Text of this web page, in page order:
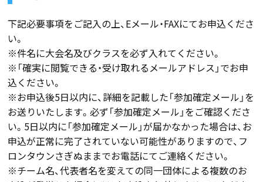
下記必要事項をご記入の上、Eメール・FAXにてお申込くださ
い。
※件名に大会名及びクラスを必ず入れてください。
※「確実に閲覧できる・受け取れるメールアドレス」でお申
込ください。
※お申込後5日以内に、詳細を記載した「参加確定メール」を
お送りいたします。必ず「参加確定メール」をご確認くださ
い。5日以内に「参加確定メール」が届かなかった場合は、お
申込が正常に完了されていない可能性がありますので、フ
ロンタウンさぎぬままでお電話にてご連絡ください。
※チーム名、代表者名を変えての同一団体による複数のお